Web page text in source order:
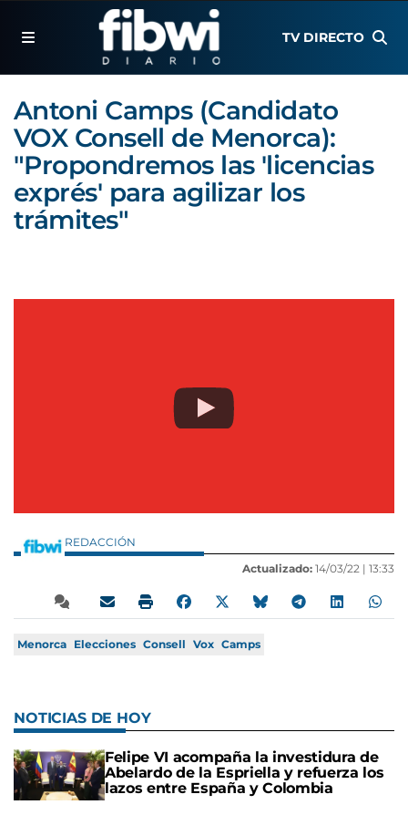
TV DIRECTO
Antoni Camps (Candidato
VOX Consell de Menorca):
"Propondremos las 'licencias
exprés' para agilizar los
trámites"
REDACCIÓN
Actualizado: 14/03/22 | 13:33
Menorca Elecciones Consell Vox Camps
NOTICIAS DE HOY
Felipe VI acompaña la investidura de
Abelardo de la Espriella y refuerza los
lazos entre España y Colombia